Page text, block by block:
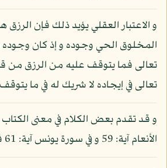
و الاعتبار العقلي يؤيد ذلك فإن الرزق
المخلوق الحي وجوده و إذ كان
تعالى فما يتوقف عليه من الرزق من
تعالى في إيجاده لا شريك له في ما
و قد تقدم بعض الكلام في معنى الكتاب
الأنعام آية: 59 و في سورة يونس آية: 61 فليراجع.